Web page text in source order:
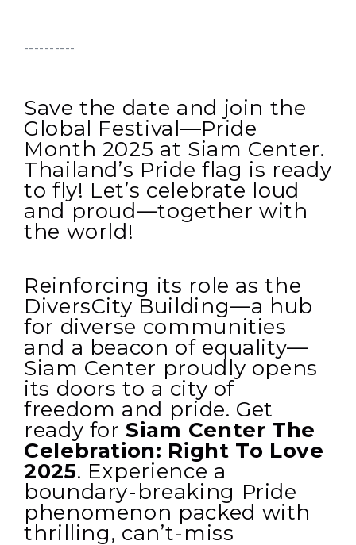
----------
Save the date and join the
Global Festival—Pride
Month 2025 at Siam Center.
Thailand’s Pride flag is ready
to fly! Let’s celebrate loud
and proud—together with
the world!
Reinforcing its role as the
DiversCity Building—a hub
for diverse communities
and a beacon of equality—
Siam Center proudly opens
its doors to a city of
freedom and pride. Get
ready forSiam Center The
Celebration: Right To Love
2025. Experience a
boundary-breaking Pride
phenomenon packed with
thrilling, can’t-miss